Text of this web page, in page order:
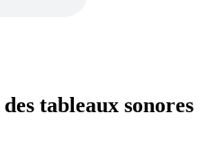
tableaux sonores